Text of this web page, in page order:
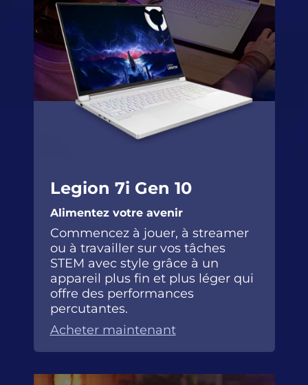
Legion 7i Gen 10
Alimentez votre avenir
Commencez à jouer, à streamer
ou à travailler sur vos tâches
STEM avec style grâce à un
appareil plus fin et plus léger qui
offre des performances
percutantes.
Acheter maintenant